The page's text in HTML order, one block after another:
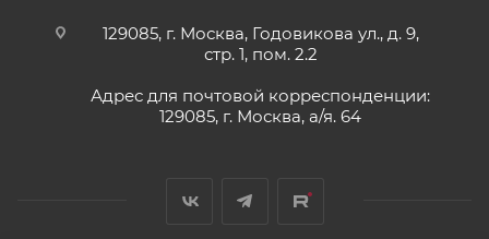
129085, г. Москва, Годовикова ул., д. 9,
стр. 1, пом. 2.2
Адрес для почтовой корреспонденции:
129085, г. Москва, а/я. 64